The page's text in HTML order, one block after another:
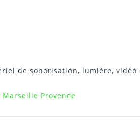
de sonorisation, lumière, vidéo
Provence